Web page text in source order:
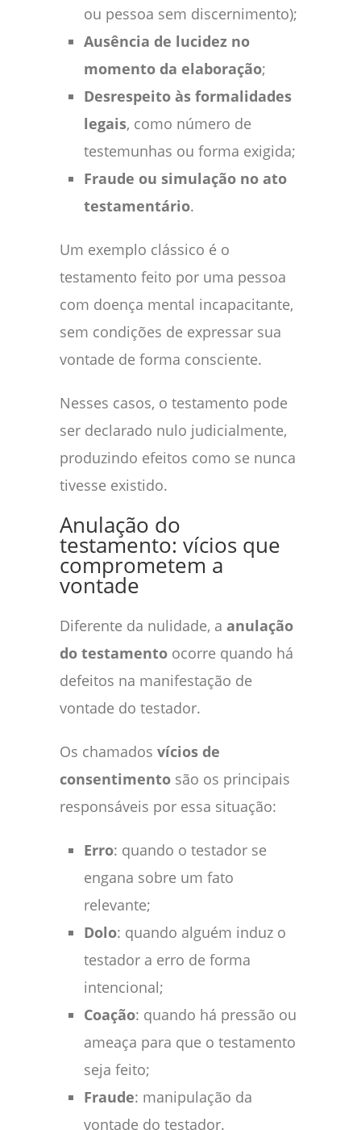
ou pessoa sem discernimento);
Ausência de lucidez no
momento da elaboração;
Desrespeito às formalidades
legais, como número de
testemunhas ou forma exigida;
Fraude ou simulação no ato
testamentário.
Um exemplo clássico é o
testamento feito por uma pessoa
com doença mental incapacitante,
sem condições de expressar sua
vontade de forma consciente.
Nesses casos, o testamento pode
ser declarado nulo judicialmente,
produzindo efeitos como se nunca
tivesse existido.
Anulação do
testamento: vícios que
comprometem a
vontade
Diferente da nulidade, a anulação
do testamento ocorre quando há
defeitos na manifestação de
vontade do testador.
Os chamados vícios de
consentimento são os principais
responsáveis por essa situação:
Erro: quando o testador se
engana sobre um fato
relevante;
Dolo: quando alguém induz o
testador a erro de forma
intencional;
Coação: quando há pressão ou
ameaça para que o testamento
seja feito;
Fraude: manipulação da
vontade do testador.